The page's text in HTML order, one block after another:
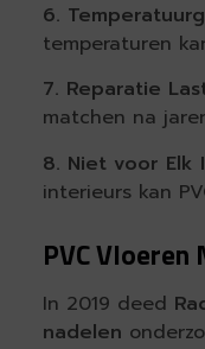
6.
temperaturen
7. Reparatie
matchen na
8. Niet voor Elk
interieurs kan
PVC Vloeren
In 2019 deed
nadelen